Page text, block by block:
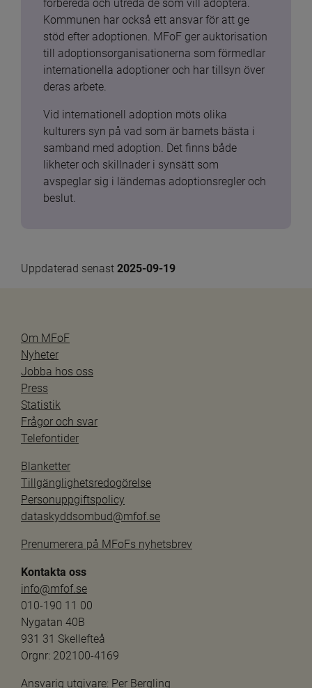
förbereda och utreda de som vill adoptera.
Kommunen har också ett ansvar för att ge
stöd efter adoptionen. MFoF ger auktorisation
till adoptionsorganisationerna som förmedlar
internationella adoptioner och har tillsyn över
deras arbete.
Vid internationell adoption möts olika
kulturers syn på vad som är barnets bästa i
samband med adoption. Det finns både
likheter och skillnader i synsätt som
avspeglar sig i ländernas adoptionsregler och
beslut.
Uppdaterad senast 2025-09-19
Om MFoF
Nyheter
Jobba hos oss
Press
Statistik
Frågor och svar
Telefontider
Blanketter
Tillgänglighetsredogörelse
Personuppgiftspolicy
dataskyddsombud@mfof.se
Prenumerera på MFoFs nyhetsbrev
Kontakta oss
info@mfof.se
010-190 11 00
Nygatan 40B
931 31 Skellefteå
Orgnr: 202100-4169
Ansvarig utgivare: Per Bergling